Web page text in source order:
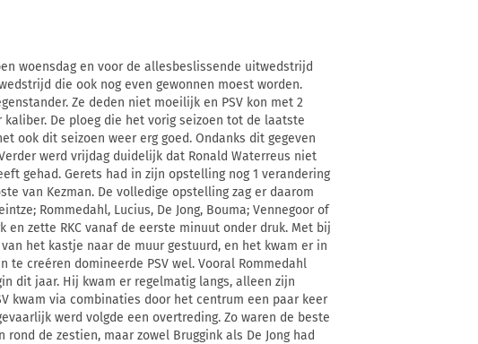
woensdag en voor de allesbeslissende uitwedstrijd
die ook nog even gewonnen moest worden.
Ze deden niet moeilijk en PSV kon met 2
kaliber. De ploeg die het vorig seizoen tot de laatste
ook dit seizoen weer erg goed. Ondanks dit gegeven
werd vrijdag duidelijk dat Ronald Waterreus niet
gehad. Gerets had in zijn opstelling nog 1 verandering
van Kezman. De volledige opstelling zag er daarom
Rommedahl, Lucius, De Jong, Bouma; Vennegoor of
en zette RKC vanaf de eerste minuut onder druk. Met bij
het kastje naar de muur gestuurd, en het kwam er in
te creéren domineerde PSV wel. Vooral Rommedahl
dit jaar. Hij kwam er regelmatig langs, alleen zijn
kwam via combinaties door het centrum een paar keer
werd volgde een overtreding. Zo waren de beste
de zestien, maar zowel Bruggink als De Jong had